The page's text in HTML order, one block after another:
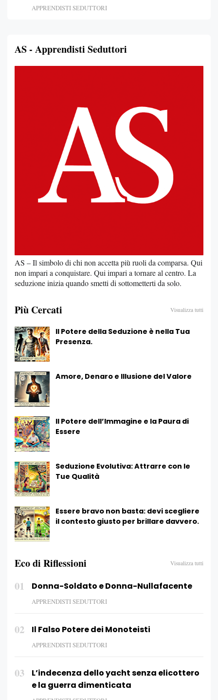
APPRENDISTI SEDUTTORI
AS - Apprendisti Seduttori
AS – Il simbolo di chi non accetta più ruoli da comparsa. Qui
non impari a conquistare. Qui impari a tornare al centro. La
seduzione inizia quando smetti di sottometterti da solo.
Più Cercati Visualizza tutti
Il Potere della Seduzione è nella Tua
Presenza.
Amore, Denaro e Illusione del Valore
Il Potere dell’Immagine e la Paura di
Essere
Seduzione Evolutiva: Attrarre con le
Tue Qualità
Essere bravo non basta: devi scegliere
il contesto giusto per brillare davvero.
Eco di Riflessioni Visualizza tutti
01 Donna-Soldato e Donna-Nullafacente
APPRENDISTI SEDUTTORI
02 Il Falso Potere dei Monoteisti
APPRENDISTI SEDUTTORI
03
L’indecenza dello yacht senza elicottero
e la guerra dimenticata